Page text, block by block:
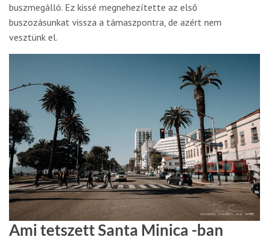
buszmegálló. Ez kissé megnehezítette az első
buszozásunkat vissza a támaszpontra, de azért nem
vesztünk el.
Ami tetszett Santa Minica -ban